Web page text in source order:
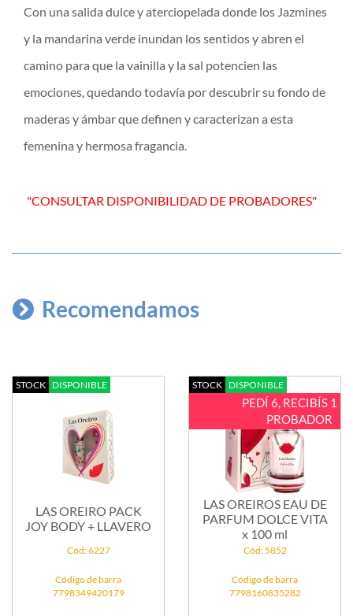
Con una salida dulce y aterciopelada donde los Jazmines
y la mandarina verde inundan los sentidos y abren el
camino para que la vainilla y la sal potencien las
emociones, quedando todavía por descubrir su fondo de
maderas y ámbar que definen y caracterizan a esta
femenina y hermosa fragancia.
"CONSULTAR DISPONIBILIDAD DE PROBADORES"
Recomendamos
STOCK DISPONIBLE
LAS OREIRO PACK
JOY BODY + LLAVERO
Cód: 6227
Código de barra
7798349420179
STOCK DISPONIBLE
PEDÍ 6, RECIBÍS 1
PROBADOR
LAS OREIROS EAU DE
PARFUM DOLCE VITA
x 100 ml
Cód: 5852
Código de barra
7798160835282